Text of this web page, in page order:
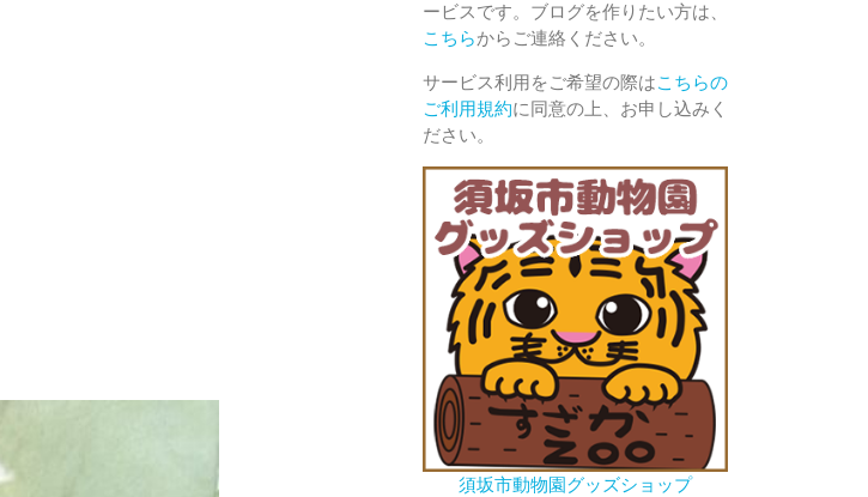
ービスです。ブログを作りたい方は、
こちらからご連絡ください。
サービス利用をご希望の際はこちらの
ご利用規約に同意の上、お申し込みく
ださい。
須坂市動物園グッズショップ